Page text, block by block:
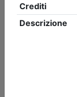
Ordine Architetti
Workshop
CRUDA' -